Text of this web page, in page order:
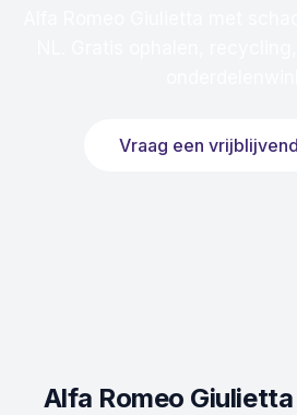
Vraag een
Alfa Romeo Giulietta